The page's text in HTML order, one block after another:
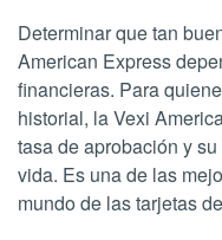
Determinar que tan
American Express
financieras. Para
historial, la Vexi
tasa de aprobación y
vida. Es una de las
mundo de las tarjetas